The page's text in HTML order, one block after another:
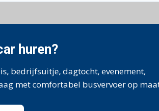
huren?
bedrijfsuitje, dagtocht, evenement,
met comfortabel busvervoer op